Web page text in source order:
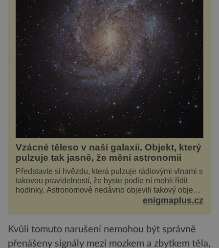
Vzácné těleso v naší galaxii. Objekt, který
pulzuje tak jasně, že mění astronomii
Představte si hvězdu, která pulzuje rádiovými vlnami s
takovou pravidelností, že byste podle ní mohli řídit
hodinky. Astronomové nedávno objevili takový objekt
v naší vlastní galaxii, ale jeho chování...enigmaplus.cz
Kvůli tomuto narušení nemohou být správně
přenášeny signály mezi mozkem a zbytkem těla,